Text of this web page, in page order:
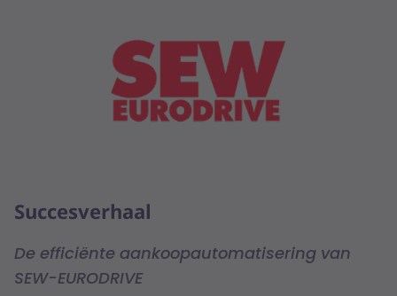
Succesverhaal
De efficiënte aankoopautomatisering van
SEW-EURODRIVE